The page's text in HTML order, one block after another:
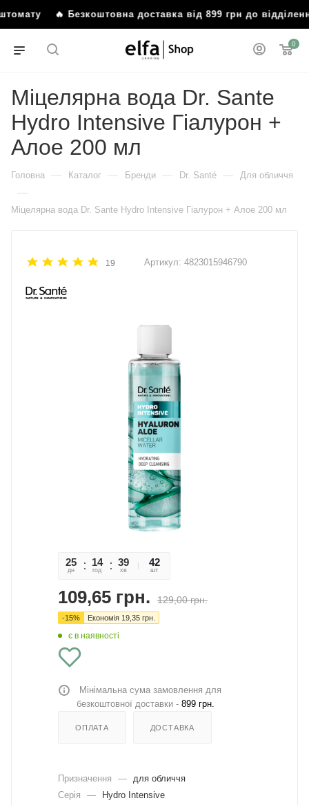
🔥 Безкоштовна доставка від 899 грн до
0
Міцелярна вода Dr. Sante
Hydro Intensive Гіалурон +
Алое 200 мл
Головна — Каталог — Бренди — Dr. Santé — Для обличчя
—
Міцелярна вода Dr. Sante Hydro Intensive Гіалурон + Алое 200 мл
19 Артикул: 4823015946790
25
дн
14
год
39
хв
09
сек
42
шт
109,65 грн. 129,00грн.
-15% Економія 19,35 грн.
є в наявності
Мінімальна сума замовлення для
безкоштовної доставки - 899 грн.
ОПЛАТА ДОСТАВКА
Призначення —
для обличчя
Серія
—
Hydro Intensive